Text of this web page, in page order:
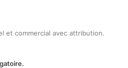
et commercial avec attribution.